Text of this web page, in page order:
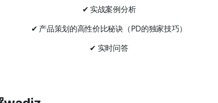
✔ 实战案例分析
✔ 产品策划的高性价比秘诀（PD的独家技巧）
✔ 实时问答